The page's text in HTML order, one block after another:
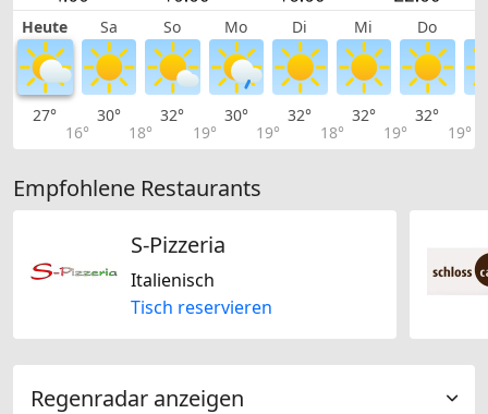
Heute Sa So Mo Di Mi Do
27°
16°
30°
18°
32°
19°
30°
19°
32°
18°
32°
19°
32°
19°
Empfohlene Restaurants
S-Pizzeria
Italienisch
Tisch reservieren
Regenradar anzeigen